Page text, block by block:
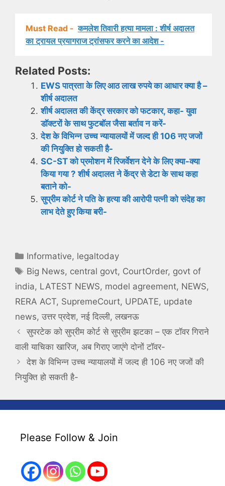
Must Read - कमलेश तिवारी हत्या मामला : शीर्ष अदालत
का ट्रायल प्रयागराज ट्रांसफर करने का आदेश -
Related Posts:
EWS पात्रता के लिए आठ लाख रुपये का आधार क्या है –
शीर्ष अदालत
शीर्ष अदालत की केंद्र सरकार को फटकार, कहा- युवा
डॉक्टरों के साथ फुटबॉल जैसा बर्ताव न करें-
देश के विभिन्न उच्च न्यायालयों में जल्द ही 106 नए जजों
की नियुक्ति हो सकती है-
SC-ST को प्रमोशन में रिजर्वेशन देने के लिए क्या-क्‍या
किया गया ? शीर्ष अदालत ने केंद्र से डेटा के साथ कहा
बताने को-
सुप्रीम कोर्ट ने पति के हत्या की आरोपी पत्नी को संदेह का
लाभ देते हुए किया बरी-
Categories
Informative, legaltoday
Tags
Big News, central govt, CourtOrder, govt of
india, LATEST NEWS, model agreement, NEWS,
RERA ACT, SupremeCourt, UPDATE, update
news, उत्तर प्रदेश, नई दिल्ली, लखनऊ
सुपरटेक को सुप्रीम कोर्ट से सुप्रीम झटका – एक टॉवर गिराने
वाली याचिका खारिज, अब गिराए जाएंगे दोनों टॉवर-
देश के विभिन्न उच्च न्यायालयों में जल्द ही 106 नए जजों की
नियुक्ति हो सकती है-
Please Follow & Join